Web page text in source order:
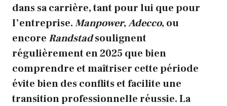
dans sa carrière, tant pour lui que pour
l’entreprise.Manpower,Adecco, ou
encoreRandstadsoulignent
régulièrement en 2025 que bien
comprendre et maîtriser cette période
évite bien des conflits et facilite une
transition professionnelle réussie. La